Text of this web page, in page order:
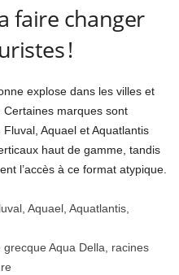
faire changer
!
explose dans les villes et
marques sont
Aquael et Aquatlantis
haut de gamme, tandis
l’accès à ce format atypique.
Aquael, Aquatlantis,
grecque Aqua Della, racines